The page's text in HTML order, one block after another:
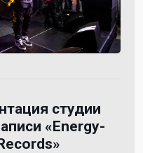
студии
«Energy-